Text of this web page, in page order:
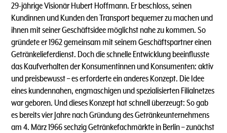
29-jährige Visionär Hubert Hoffmann. Er beschloss, seinen
Kundinnen und Kunden den Transport bequemer zu machen und
ihnen mit seiner Geschäftsidee möglichst nahe zu kommen. So
gründete er 1962 gemeinsam mit seinem Geschäftspartner einen
Getränkelieferdienst. Doch die schnelle Entwicklung beeinflusste
das Kaufverhalten der Konsumentinnen und Konsumenten: aktiv
und preisbewusst – es erforderte ein anderes Konzept. Die Idee
eines kundennahen, engmaschigen und spezialisierten Filialnetzes
war geboren. Und dieses Konzept hat schnell überzeugt: So gab
es bereits vier Jahre nach Gründung des Getränkeunternehmens
am 4. März 1966 sechzig Getränkefachmärkte in Berlin – zunächst